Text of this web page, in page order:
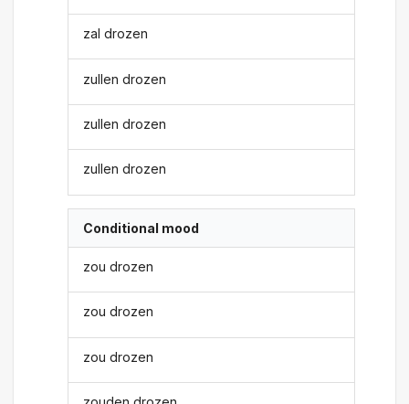
zal drozen
zullen drozen
zullen drozen
zullen drozen
Conditional mood
zou drozen
zou drozen
zou drozen